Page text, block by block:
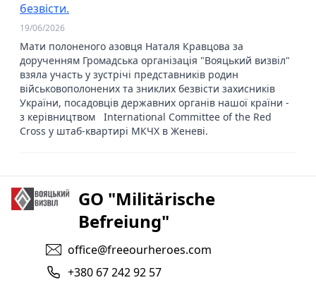
безвісти.
19/06/2026
Мати полоненого азовця Наталя Кравцова за
дорученням Громадська організація "Вояцький визвіл"
взяла участь у зустрічі представників родин
військовополонених та зниклих безвісти захисників
України, посадовців державних органів нашої країни -
з керівництвом International Committee of the Red
Cross у штаб-квартирі МКЧХ в Женеві.
GO "Militärische
Befreiung"
office@freeourheroes.com
+380 67 242 92 57